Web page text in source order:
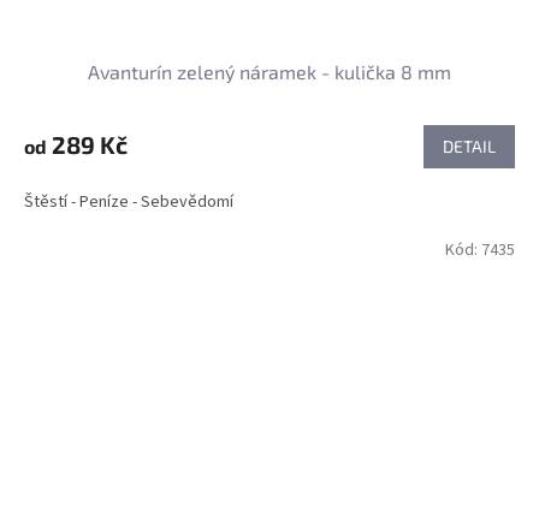
Avanturín zelený náramek - kulička 8 mm
od 289 Kč DETAIL
Štěstí - Peníze - Sebevědomí
Kód: 7435